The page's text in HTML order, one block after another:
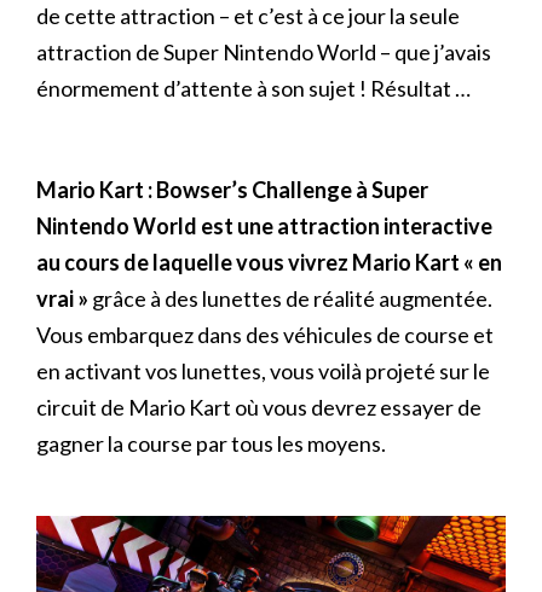
de cette attraction – et c’est à ce jour la seule
attraction de Super Nintendo World – que j’avais
énormement d’attente à son sujet ! Résultat …
Mario Kart : Bowser’s Challenge à Super
Nintendo World est une attraction interactive
au cours de laquelle vous vivrez Mario Kart « en
vrai » grâce à des lunettes de réalité augmentée.
Vous embarquez dans des véhicules de course et
en activant vos lunettes, vous voilà projeté sur le
circuit de Mario Kart où vous devrez essayer de
gagner la course par tous les moyens.